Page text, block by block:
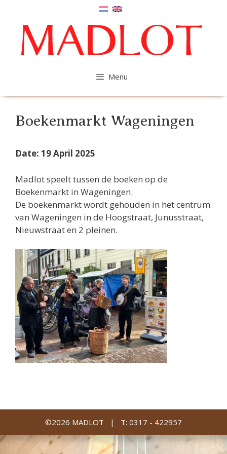
content
Menu
Boekenmarkt Wageningen
Date: 19 April 2025
Madlot speelt tussen de boeken op de
Boekenmarkt in Wageningen.
De boekenmarkt wordt gehouden in het centrum
van Wageningen in de Hoogstraat, Junusstraat,
Nieuwstraat en 2 pleinen.
©2026 MADLOT | T: 0317 - 422957